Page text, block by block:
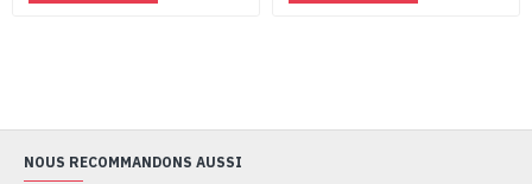
NOUS RECOMMANDONS AUSSI